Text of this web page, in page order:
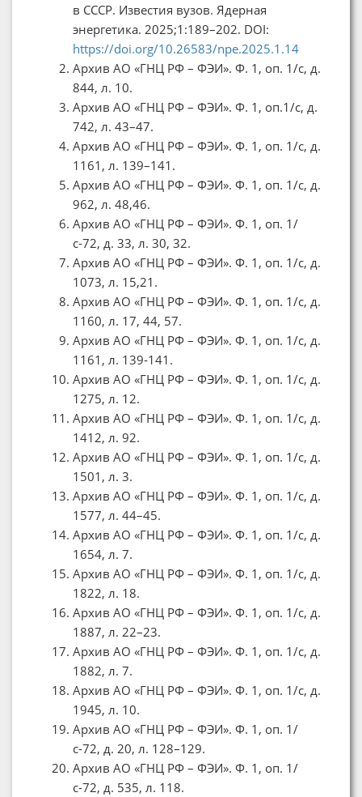
в СССР. Известия вузов. Ядерная
энергетика. 2025;1:189–202. DOI:
https://doi.org/10.26583/npe.2025.1.14
Архив АО «ГНЦ РФ – ФЭИ». Ф. 1, оп. 1/с, д.
844, л. 10.
Архив АО «ГНЦ РФ – ФЭИ». Ф. 1, оп.1/с, д.
742, л. 43–47.
Архив АО «ГНЦ РФ – ФЭИ». Ф. 1, оп. 1/с, д.
1161, л. 139–141.
Архив АО «ГНЦ РФ – ФЭИ». Ф. 1, оп. 1/с, д.
962, л. 48,46.
Архив АО «ГНЦ РФ – ФЭИ». Ф. 1, оп. 1/
с-72, д. 33, л. 30, 32.
Архив АО «ГНЦ РФ – ФЭИ». Ф. 1, оп. 1/с, д.
1073, л. 15,21.
Архив АО «ГНЦ РФ – ФЭИ». Ф. 1, оп. 1/с, д.
1160, л. 17, 44, 57.
Архив АО «ГНЦ РФ – ФЭИ». Ф. 1, оп. 1/с, д.
1161, л. 139-141.
Архив АО «ГНЦ РФ – ФЭИ». Ф. 1, оп. 1/с, д.
1275, л. 12.
Архив АО «ГНЦ РФ – ФЭИ». Ф. 1, оп. 1/с, д.
1412, л. 92.
Архив АО «ГНЦ РФ – ФЭИ». Ф. 1, оп. 1/с, д.
1501, л. 3.
Архив АО «ГНЦ РФ – ФЭИ». Ф. 1, оп. 1/с, д.
1577, л. 44–45.
Архив АО «ГНЦ РФ – ФЭИ». Ф. 1, оп. 1/с, д.
1654, л. 7.
Архив АО «ГНЦ РФ – ФЭИ». Ф. 1, оп. 1/с, д.
1822, л. 18.
Архив АО «ГНЦ РФ – ФЭИ». Ф. 1, оп. 1/с, д.
1887, л. 22–23.
Архив АО «ГНЦ РФ – ФЭИ». Ф. 1, оп. 1/с, д.
1882, л. 7.
Архив АО «ГНЦ РФ – ФЭИ». Ф. 1, оп. 1/с, д.
1945, л. 10.
Архив АО «ГНЦ РФ – ФЭИ». Ф. 1, оп. 1/
с-72, д. 20, л. 128–129.
Архив АО «ГНЦ РФ – ФЭИ». Ф. 1, оп. 1/
с-72, д. 535, л. 118.